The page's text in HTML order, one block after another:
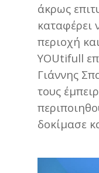
άκρως
καταφέρει
περιοχή
YOUtifull
Γιάννης
τους
δοκίμασε